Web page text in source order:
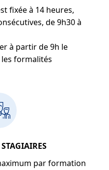
fixée à 14 heures,
de 9h30 à
à partir de 9h le
formalités
par formation